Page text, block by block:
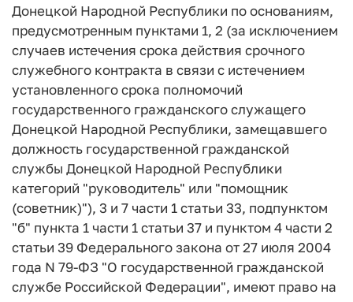
Донецкой Народной Республики по основаниям,
предусмотренным пунктами 1, 2 (за исключением
случаев истечения срока действия срочного
служебного контракта в связи с истечением
установленного срока полномочий
государственного гражданского служащего
Донецкой Народной Республики, замещавшего
должность государственной гражданской
службы Донецкой Народной Республики
категорий "руководитель" или "помощник
(советник)"), 3 и 7 части 1 статьи 33, подпунктом
"б" пункта 1 части 1 статьи 37 и пунктом 4 части 2
статьи 39 Федерального закона от 27 июля 2004
года N 79-ФЗ "О государственной гражданской
службе Российской Федерации", имеют право на